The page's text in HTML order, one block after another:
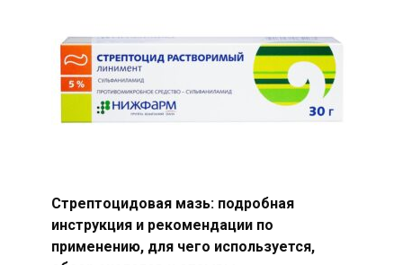
Стрептоцидовая мазь: подробная
инструкция и рекомендации по
применению, для чего используется,